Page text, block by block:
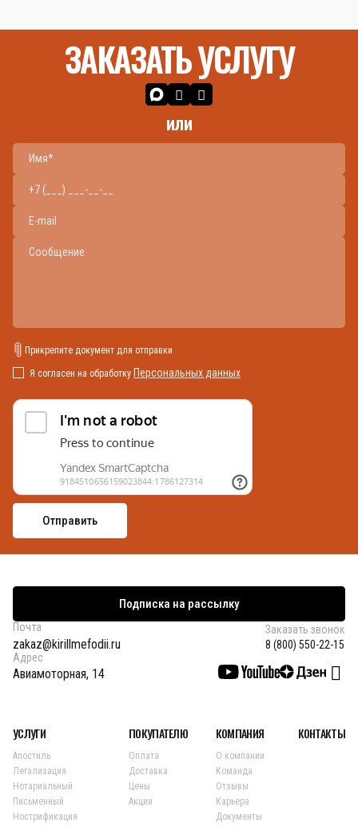
ЗАКАЗАТЬ УСЛУГУ
или
Прикрепите документ для отправки
Я согласен на обработку Персональных данных
Подписка на рассылку
Почта
zakaz@kirillmefodii.ru
Заказать звонок
8 (800) 550-22-15
Адрес
Авиамоторная, 14
УСЛУГИ
Апостиль
Легализация
Нотариальный
Письменный
Нострификация
ПОКУПАТЕЛЮ
Оплата
Доставка
Цены
Акции
КОМПАНИЯ
О компании
Команда
Отзывы
Карьера
Документы
КОНТАКТЫ